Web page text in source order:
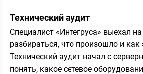
Технический аудит
Специалист «Интегруса» выехал
разбираться, что произошло и как
Технический аудит начал с
понять, какое сетевое